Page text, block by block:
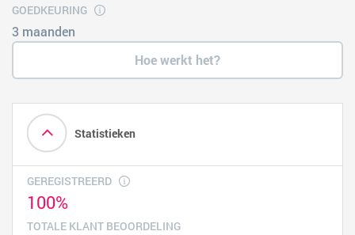
GOEDKEURING
3 maanden
Hoe werkt het?
Statistieken
GEREGISTREERD
100%
TOTALE KLANT BEOORDELING